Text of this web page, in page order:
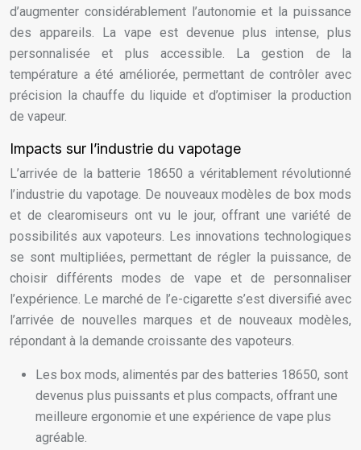
d’augmenter considérablement l’autonomie et la puissance
des appareils. La vape est devenue plus intense, plus
personnalisée et plus accessible. La gestion de la
température a été améliorée, permettant de contrôler avec
précision la chauffe du liquide et d’optimiser la production
de vapeur.
Impacts sur l’industrie du vapotage
L’arrivée de la batterie 18650 a véritablement révolutionné
l’industrie du vapotage. De nouveaux modèles de box mods
et de clearomiseurs ont vu le jour, offrant une variété de
possibilités aux vapoteurs. Les innovations technologiques
se sont multipliées, permettant de régler la puissance, de
choisir différents modes de vape et de personnaliser
l’expérience. Le marché de l’e-cigarette s’est diversifié avec
l’arrivée de nouvelles marques et de nouveaux modèles,
répondant à la demande croissante des vapoteurs.
Les box mods, alimentés par des batteries 18650, sont
devenus plus puissants et plus compacts, offrant une
meilleure ergonomie et une expérience de vape plus
agréable.